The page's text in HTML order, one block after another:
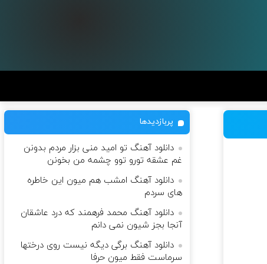
پربازدیدها
دانلود آهنگ تو امید منی بزار مردم بدونن
غم عشقه تورو توو چشمه من بخونن
دانلود آهنگ امشب هم میون این خاطره
های سردم
دانلود آهنگ محمد فرهمند که درد عاشقان
آنجا بجز شیون نمی دانم
دانلود آهنگ برگی دیگه نیست روی درختها
سرماست فقط میون حرفا